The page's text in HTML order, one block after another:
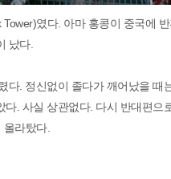
였다. 아마 홍콩이 중국에
났다.
. 정신없이 졸다가 깨어났을 때
. 사실 상관없다. 다시 반대편
라탔다.